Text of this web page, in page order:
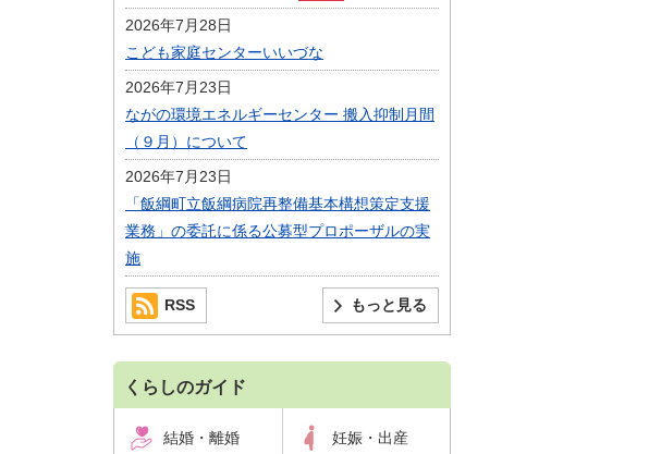
2026年7月28日
こども家庭センターいいづな
2026年7月23日
ながの環境エネルギーセンター 搬入抑制月間
（９月）について
2026年7月23日
「飯綱町立飯綱病院再整備基本構想策定支援
業務」の委託に係る公募型プロポーザルの実
施
もっと見る
RSS
くらしのガイド
結婚・離婚 妊娠・出産